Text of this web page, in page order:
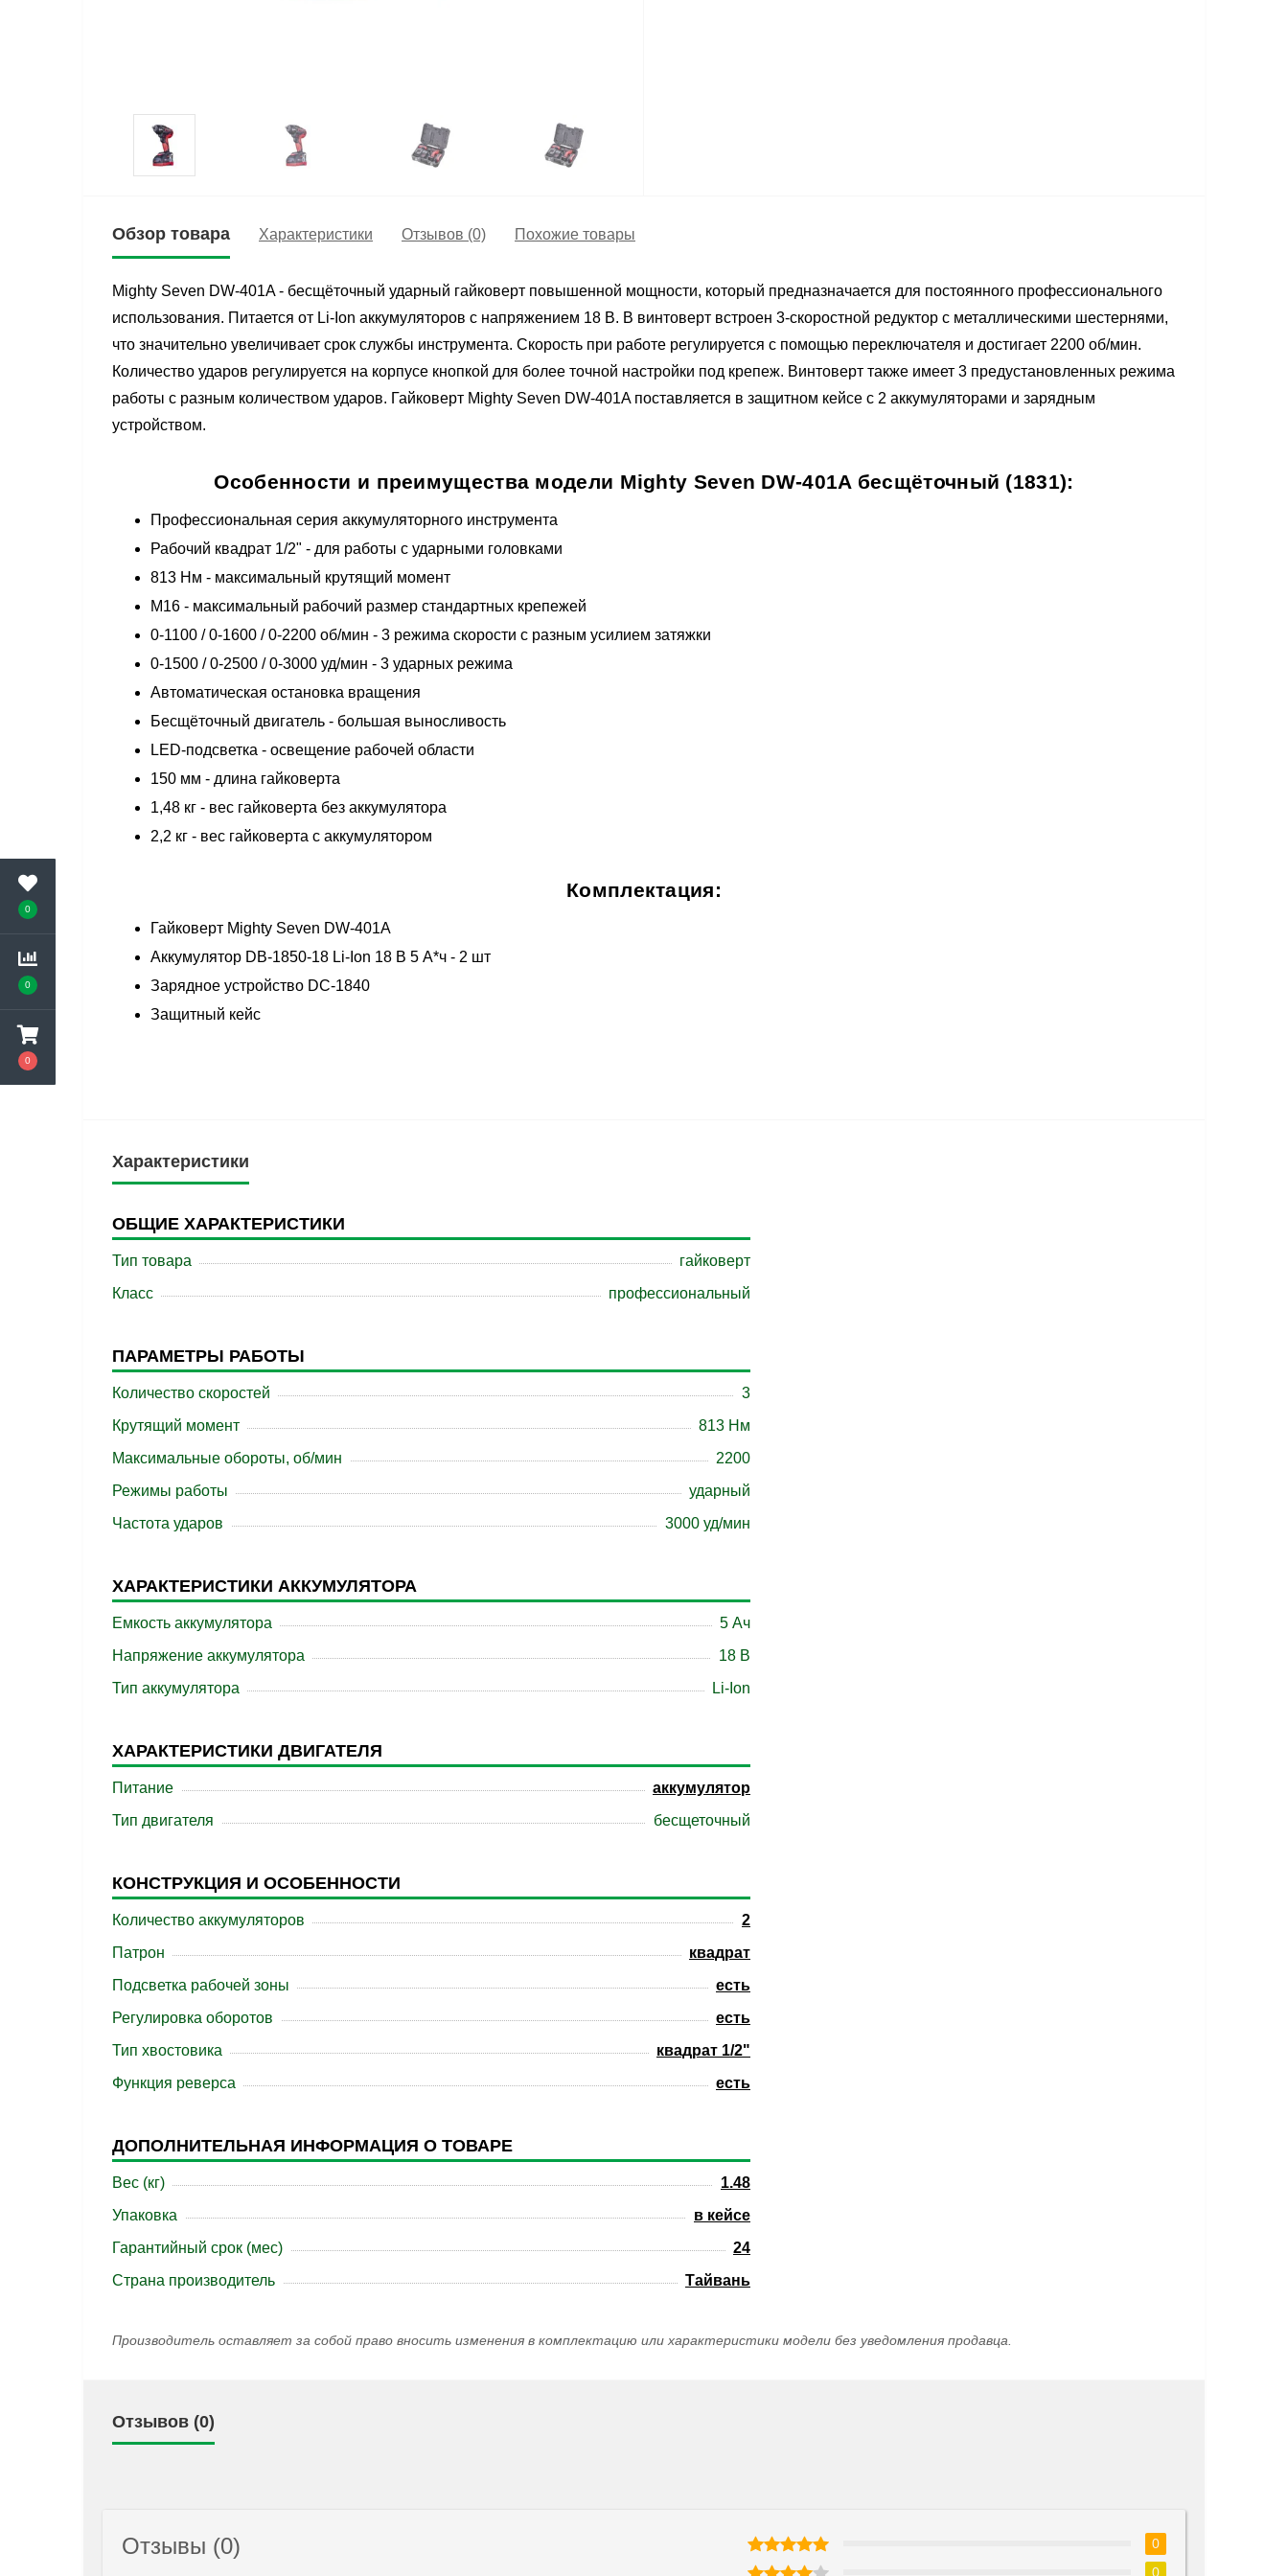
0
0
0
Обзор товара Характеристики Отзывов (0) Похожие товары
Mighty Seven DW-401A - беcщёточный ударный гайковерт повышенной мощности, который предназначается для постоянного профессионального
использования. Питается от Li-Ion аккумуляторов с напряжением 18 В. В винтоверт встроен 3-скоростной редуктор с металлическими шестернями,
что значительно увеличивает срок службы инструмента. Скорость при работе регулируется с помощью переключателя и достигает 2200 об/мин.
Количество ударов регулируется на корпусе кнопкой для более точной настройки под крепеж. Винтоверт также имеет 3 предустановленных режима
работы с разным количеством ударов. Гайковерт Mighty Seven DW-401A поставляется в защитном кейсе с 2 аккумуляторами и зарядным
устройством.
Особенности и преимущества модели Mighty Seven DW-401A бесщёточный (1831):
Профессиональная серия аккумуляторного инструмента
Рабочий квадрат 1/2" - для работы с ударными головками
813 Нм - максимальный крутящий момент
М16 - максимальный рабочий размер стандартных крепежей
0-1100 / 0-1600 / 0-2200 об/мин - 3 режима скорости с разным усилием затяжки
0-1500 / 0-2500 / 0-3000 уд/мин - 3 ударных режима
Автоматическая остановка вращения
Бесщёточный двигатель - большая выносливость
LED-подсветка - освещение рабочей области
150 мм - длина гайковерта
1,48 кг - вес гайковерта без аккумулятора
2,2 кг - вес гайковерта с аккумулятором
Комплектация:
Гайковерт Mighty Seven DW-401A
Аккумулятор DB-1850-18 Li-Ion 18 В 5 А*ч - 2 шт
Зарядное устройство DC-1840
Защитный кейс
Характеристики
ОБЩИЕ ХАРАКТЕРИСТИКИ
Тип товара
гайковерт
Класс
профессиональный
ПАРАМЕТРЫ РАБОТЫ
Количество скоростей
3
Крутящий момент
813 Нм
Максимальные обороты, об/мин
2200
Режимы работы
ударный
Частота ударов
3000 уд/мин
ХАРАКТЕРИСТИКИ АККУМУЛЯТОРА
Емкость аккумулятора
5 Ач
Напряжение аккумулятора
18 B
Тип аккумулятора
Li-Ion
ХАРАКТЕРИСТИКИ ДВИГАТЕЛЯ
Питание
аккумулятор
Тип двигателя
бесщеточный
КОНСТРУКЦИЯ И ОСОБЕННОСТИ
Количество аккумуляторов
2
Патрон
квадрат
Подсветка рабочей зоны
есть
Регулировка оборотов
есть
Тип хвостовика
квадрат 1/2"
Функция реверса
есть
ДОПОЛНИТЕЛЬНАЯ ИНФОРМАЦИЯ О ТОВАРЕ
Вес (кг)
1.48
Упаковка
в кейсе
Гарантийный срок (мес)
24
Страна производитель
Тайвань
Производитель оставляет за собой право вносить изменения в комплектацию или характеристики модели без уведомления продавца.
Отзывов (0)
Отзывы (0)
0
0